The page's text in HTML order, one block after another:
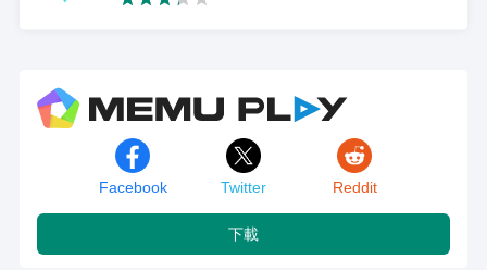
Facebook Twitter Reddit
下載